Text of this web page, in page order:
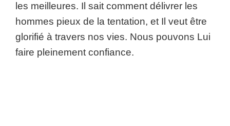
les meilleures. Il sait comment délivrer les
hommes pieux de la tentation, et Il veut être
glorifié à travers nos vies. Nous pouvons Lui
faire pleinement confiance.